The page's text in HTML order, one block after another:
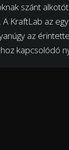
szánt
A KraftLab az
az
kapcsolódó